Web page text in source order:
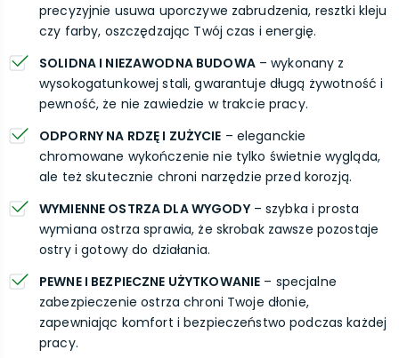
precyzyjnie usuwa uporczywe zabrudzenia, resztki kleju
czy farby, oszczędzając Twój czas i energię.
SOLIDNA I NIEZAWODNA BUDOWA– wykonany z
wysokogatunkowej stali, gwarantuje długą żywotność i
pewność, że nie zawiedzie w trakcie pracy.
ODPORNY NA RDZĘ I ZUŻYCIE – eleganckie
chromowane wykończenie nie tylko świetnie wygląda,
ale też skutecznie chroni narzędzie przed korozją.
WYMIENNE OSTRZA DLA WYGODY– szybka i prosta
wymiana ostrza sprawia, że skrobak zawsze pozostaje
ostry i gotowy do działania.
PEWNE I BEZPIECZNE UŻYTKOWANIE – specjalne
zabezpieczenie ostrza chroni Twoje dłonie,
zapewniając komfort i bezpieczeństwo podczas każdej
pracy.